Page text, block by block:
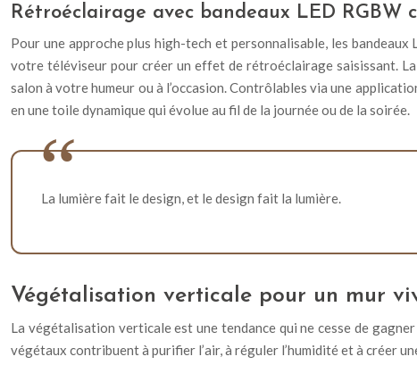
Rétroéclairage avec bandeaux LED RGBW
Pour une approche plus high-tech et personnalisable, les
votre téléviseur pour créer un effet de rétroéclairage saisissant.
salon à votre humeur ou à l’occasion. Contrôlables via une
en une toile dynamique qui évolue au fil de la journée ou de la soirée.
La lumière fait le design, et le design fait la lumière.
Végétalisation verticale pour un mur
La végétalisation verticale est une tendance qui ne cesse de
végétaux contribuent à purifier l’air, à réguler l’humidité et à créer